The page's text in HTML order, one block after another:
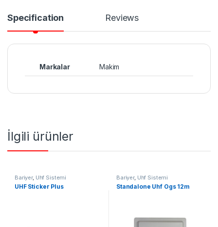
Specification Reviews
Markalar Makim
İlgili ürünler
Bariyer, Uhf Sistemi
UHF Sticker Plus
Bariyer, Uhf Sistemi
Standalone Uhf Ogs 12m